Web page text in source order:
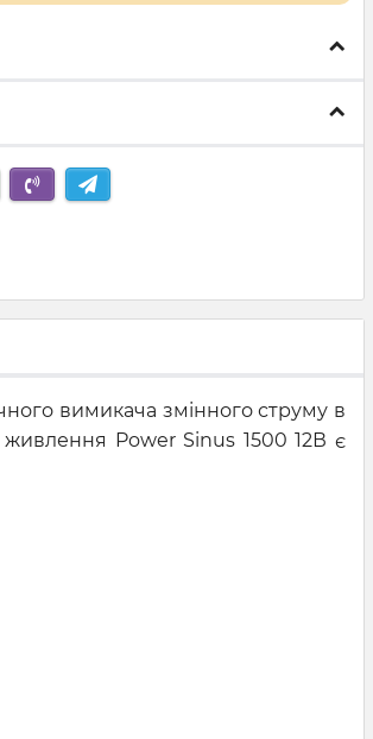
вимикача змінного струму в
Power Sinus 1500 12В є